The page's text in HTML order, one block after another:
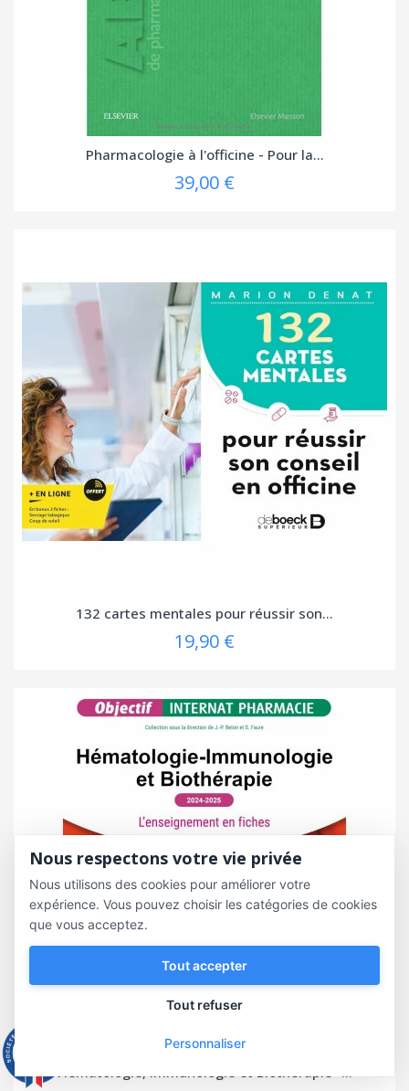
Pharmacologie à l'officine - Pour la...
39,00 €
132 cartes mentales pour réussir son...
19,90 €
Nous respectons votre vie privée
Nous utilisons des cookies pour améliorer votre
expérience. Vous pouvez choisir les catégories de cookies
que vous acceptez.
Tout accepter
Tout refuser
Personnaliser